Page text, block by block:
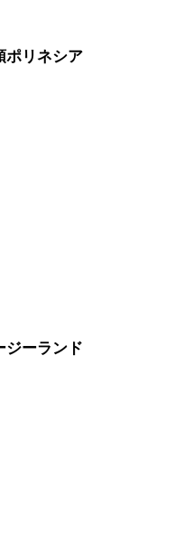
ポリネシア
ジーランド